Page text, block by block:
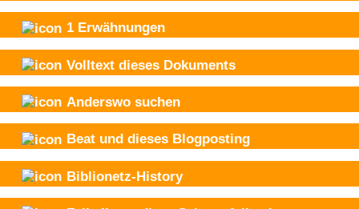
1 Erwähnungen
Volltext dieses Dokuments
Anderswo suchen
Beat und dieses Blogposting
Biblionetz-History